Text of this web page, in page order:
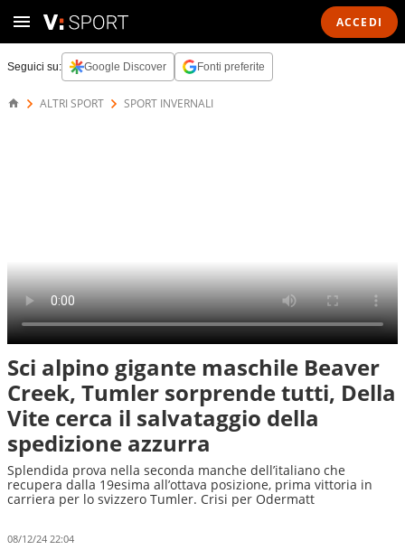
ACCEDI
Seguici su: Google Discover Fonti preferite
ALTRI SPORT SPORT INVERNALI
Sci alpino gigante maschile Beaver
Creek, Tumler sorprende tutti, Della
Vite cerca il salvataggio della
spedizione azzurra
Splendida prova nella seconda manche dell’italiano che
recupera dalla 19esima all’ottava posizione, prima vittoria in
carriera per lo svizzero Tumler. Crisi per Odermatt
08/12/24 22:04